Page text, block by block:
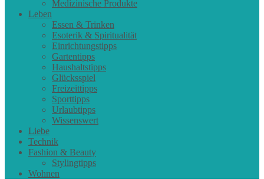
Medizinische Produkte
Leben
Essen & Trinken
Esoterik & Spiritualität
Einrichtungstipps
Gartentipps
Haushaltstipps
Glücksspiel
Freizeittipps
Sporttipps
Urlaubtipps
Wissenswert
Liebe
Technik
Fashion & Beauty
Stylingtipps
Wohnen